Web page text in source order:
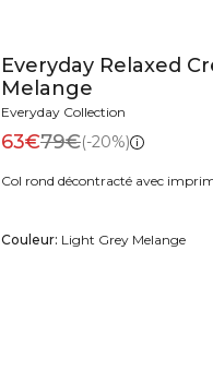
Everyday Relaxed
Melange
Everyday Collection
63€79€(-20%)
Col rond décontracté avec
Couleur: Light Grey Melange